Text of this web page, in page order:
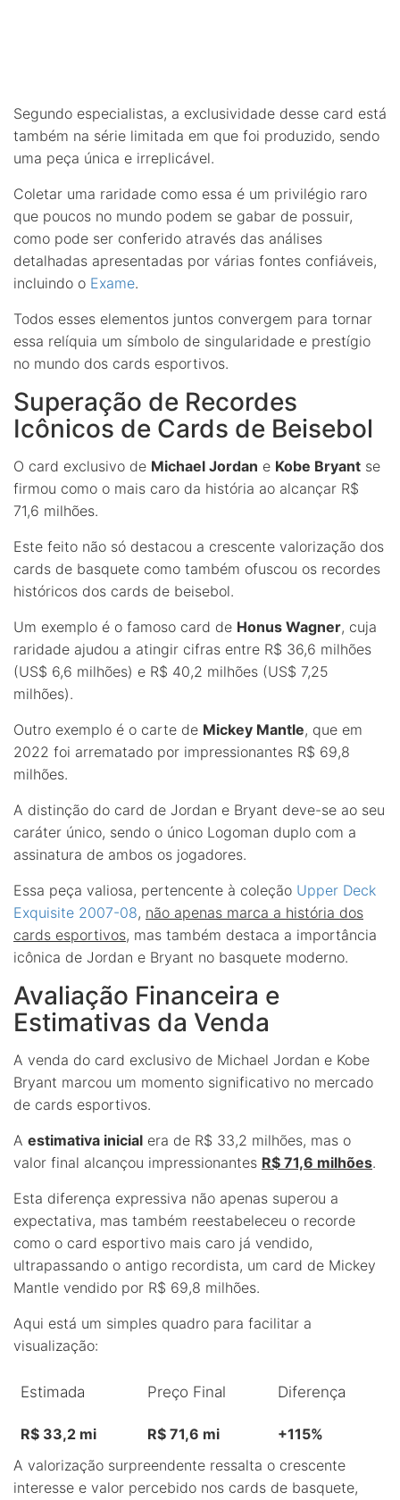
Segundo especialistas, a exclusividade desse card está
também na série limitada em que foi produzido, sendo
uma peça única e irreplicável.
Coletar uma raridade como essa é um privilégio raro
que poucos no mundo podem se gabar de possuir,
como pode ser conferido através das análises
detalhadas apresentadas por várias fontes confiáveis,
incluindo o Exame.
Todos esses elementos juntos convergem para tornar
essa relíquia um símbolo de singularidade e prestígio
no mundo dos cards esportivos.
Superação de Recordes
Icônicos de Cards de Beisebol
O card exclusivo de Michael Jordan e Kobe Bryant se
firmou como o mais caro da história ao alcançar R$
71,6 milhões.
Este feito não só destacou a crescente valorização dos
cards de basquete como também ofuscou os recordes
históricos dos cards de beisebol.
Um exemplo é o famoso card de Honus Wagner, cuja
raridade ajudou a atingir cifras entre R$ 36,6 milhões
(US$ 6,6 milhões) e R$ 40,2 milhões (US$ 7,25
milhões).
Outro exemplo é o carte de Mickey Mantle, que em
2022 foi arrematado por impressionantes R$ 69,8
milhões.
A distinção do card de Jordan e Bryant deve-se ao seu
caráter único, sendo o único Logoman duplo com a
assinatura de ambos os jogadores.
Essa peça valiosa, pertencente à coleção Upper Deck
Exquisite 2007-08, não apenas marca a história dos
cards esportivos, mas também destaca a importância
icônica de Jordan e Bryant no basquete moderno.
Avaliação Financeira e
Estimativas da Venda
A venda do card exclusivo de Michael Jordan e Kobe
Bryant marcou um momento significativo no mercado
de cards esportivos.
A estimativa inicial era de R$ 33,2 milhões, mas o
valor final alcançou impressionantes R$ 71,6 milhões.
Esta diferença expressiva não apenas superou a
expectativa, mas também reestabeleceu o recorde
como o card esportivo mais caro já vendido,
ultrapassando o antigo recordista, um card de Mickey
Mantle vendido por R$ 69,8 milhões.
Aqui está um simples quadro para facilitar a
visualização:
Estimada Preço Final Diferença
R$ 33,2 mi R$ 71,6 mi
+115%
A valorização surpreendente ressalta o crescente
interesse e valor percebido nos cards de basquete,